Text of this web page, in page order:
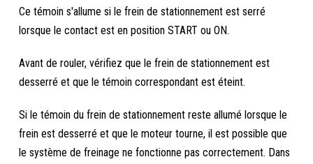
Ce témoin s'allume si le frein de stationnement est serré
lorsque le contact est en position START ou ON.
Avant de rouler, vérifiez que le frein de stationnement est
desserré et que le témoin correspondant est éteint.
Si le témoin du frein de stationnement reste allumé lorsque le
frein est desserré et que le moteur tourne, il est possible que
le système de freinage ne fonctionne pas correctement. Dans